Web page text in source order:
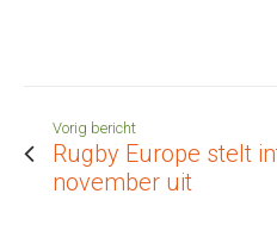
Vorig bericht
Rugby Europe stelt
november uit